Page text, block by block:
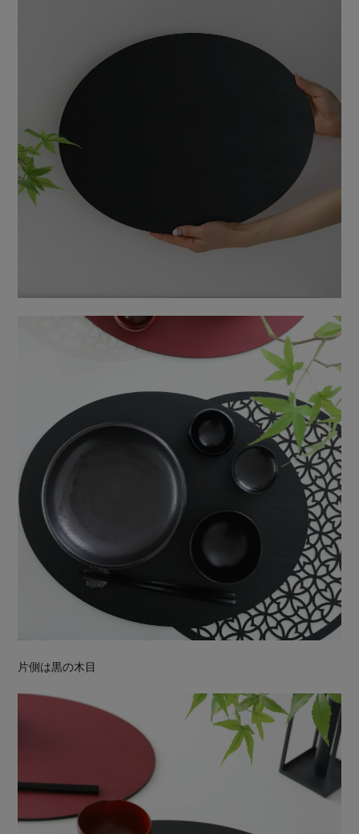
片側は黒の木目